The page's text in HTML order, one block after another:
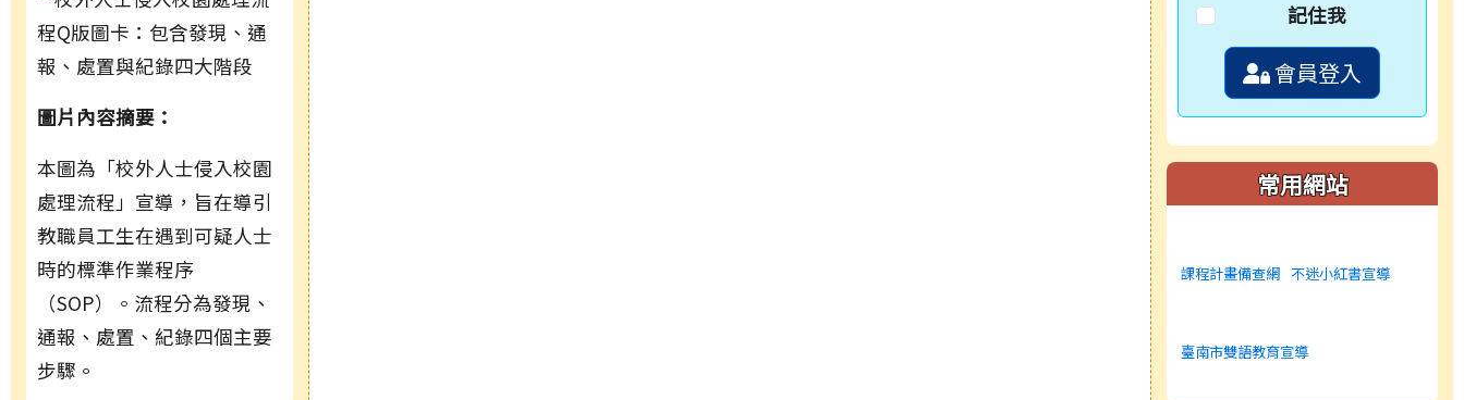
圖片內容摘要：
本圖為「校外人士侵入校園
處理流程」宣導，旨在導引
教職員工生在遇到可疑人士
時的標準作業程序
（SOP）。流程分為發現、
通報、處置、紀錄四個主要
步驟。
記住我
會員登入
常用網站
課程計畫備查網 不迷小紅書宣導
臺南市雙語教育宣導